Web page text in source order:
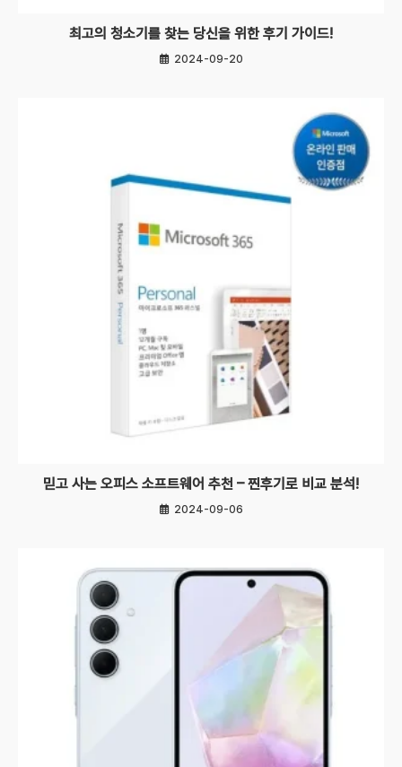
최고의 청소기를 찾는 당신을 위한 후기 가이드!
2024-09-20
믿고 사는 오피스 소프트웨어 추천 – 찐후기로 비교 분석!
2024-09-06